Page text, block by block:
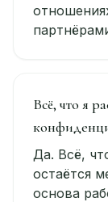
Всё, что я
Да. Всё,
остаётся
основа